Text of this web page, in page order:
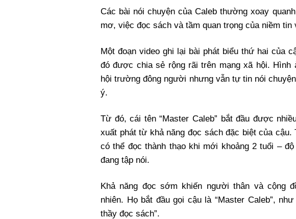
Các bài nói chuyện của Caleb thường xoay
mơ, việc đọc sách và tầm quan trọng của niềm tin
Một đoạn video ghi lại bài phát biểu thứ hai của
đó được chia sẻ rộng rãi trên mạng xã hội.
hội trường đông người nhưng vẫn tự tin nói
ý.
Từ đó, cái tên “Master Caleb” bắt đầu được
xuất phát từ khả năng đọc sách đặc biệt của cậu.
có thể đọc thành thạo khi mới khoảng 2 tuổi –
đang tập nói.
Khả năng đọc sớm khiến người thân và cộng
nhiên. Họ bắt đầu gọi cậu là “Master Caleb”,
thầy đọc sách”.